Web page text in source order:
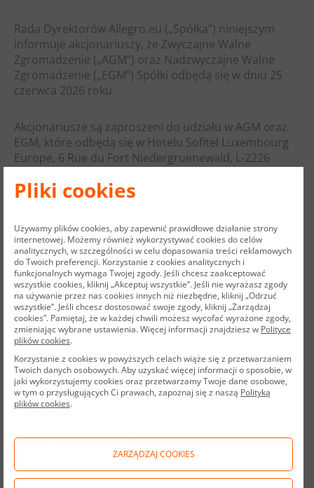
Rada Dyrektorów Allegro.eu („Spółka”) niniejszym
informuje akcjonariuszy, że Zwyczajne Walne
Zgromadzenie („AGM”) oraz Nadzwyczajne Walne
Zgromadzenie („EGM”) Spółki odbędą się w dniu 25
czerwca 2026 roku.
Akcjonariusze są zaproszeni do udziału w AGM oraz
EGM, które odbędą się w Hotelu Sofitel Luxembourg
Europe, 6 Rue du Fort Niedergruenewald, L-2226
25 czerwca 2026 roku:
●AGM o godzinie 14:00 CEST;
●EGM (odbywające się przed luksemburskim
notariuszem) o godzinie 15:00 CEST.
Dokumenty oraz informacje związane z AGM i EGM
zostały dołączone do niniejszego raportu bieżącego i
są dostępne na stronie internetowej Spółki:
www.allegro.eu, w szczególności w sekcji „Inwestorzy”.
Allegro.eu jest luksemburską spółką akcyjną (société
anonyme), adres siedziby: 6, rue Eugène Ruppert, L-
R.C.S. Luksemburg: B214830
Pliki cookies
Używamy plików cookies, aby zapewnić prawidłowe działanie strony
internetowej. Możemy również wykorzystywać cookies do celów
analitycznych, w szczególności w celu dopasowania treści reklamowych
do Twoich preferencji. Korzystanie z cookies analitycznych i
funkcjonalnych wymaga Twojej zgody. Jeśli chcesz zaakceptować
wszystkie cookies, kliknij „Akceptuj wszystkie”. Jeśli nie wyrażasz zgody
na używanie przez nas cookies innych niż niezbędne, kliknij „Odrzuć
wszystkie”. Jeśli chcesz dostosować swoje zgody, kliknij „Zarządzaj
cookies”. Pamiętaj, że w każdej chwili możesz wycofać wyrażone zgody,
zmieniając wybrane ustawienia. Więcej informacji znajdziesz w Polityce
plików cookies.
Korzystanie z cookies w powyższych celach wiąże się z przetwarzaniem
Twoich danych osobowych. Aby uzyskać więcej informacji o sposobie, w
jaki wykorzystujemy cookies oraz przetwarzamy Twoje dane osobowe,
w tym o przysługujących Ci prawach, zapoznaj się z naszą Polityką
plików cookies.
ZARZĄDZAJ COOKIES